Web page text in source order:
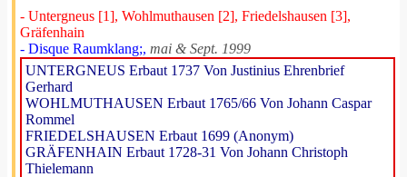
- Untergneus [1], Wohlmuthausen [2], Friedelshausen [3],
Gräfenhain
- Disque Raumklang;, mai & Sept. 1999
UNTERGNEUS Erbaut 1737 Von Justinius Ehrenbrief
Gerhard
WOHLMUTHAUSEN Erbaut 1765/66 Von Johann Caspar
Rommel
FRIEDELSHAUSEN Erbaut 1699 (Anonym)
GRÄFENHAIN Erbaut 1728-31 Von Johann Christoph
Thielemann